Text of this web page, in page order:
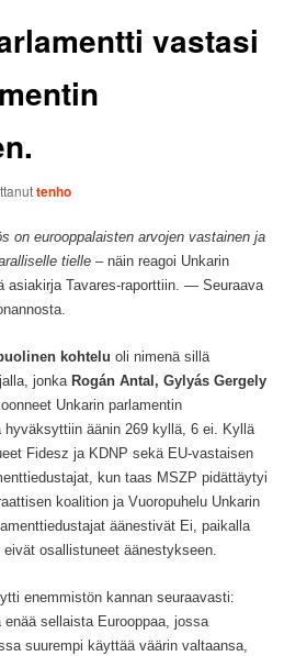
vastasi
tenho
on eurooppalaisten arvojen vastainen ja
tielle – näin reagoi Unkarin
asiakirja Tavares-raporttiin. — Seuraava
kohtelu oli nimenä sillä
jonka Rogán Antal, Gylyás Gergely
Unkarin parlamentin
hyväksyttiin äänin 269 kyllä, 6 ei. Kyllä
Fidesz ja KDNP sekä EU-vastaisen
kun taas MSZP pidättäytyi
koalition ja Vuoropuhelu Unkarin
äänestivät Ei, paikalla
osallistuneet äänestykseen.
enemmistön kannan seuraavasti:
sellaista Eurooppaa, jossa
suurempi käyttää väärin valtaansa,